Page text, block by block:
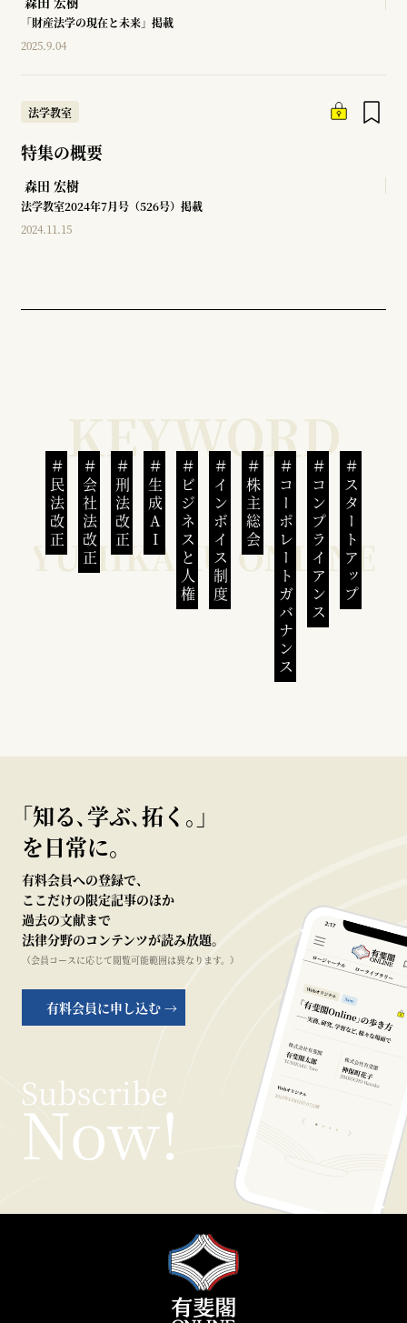
「財産法学の現在と未来」掲載
2025.9.04
法学教室
特集の概要
森田 宏樹
法学教室2024年7月号（526号）掲載
2024.11.15
民法改正 会社法改正 刑法改正 生成AI ビジネスと人権インボイス制度 株主総会 コーポレートガバナンスコンプライアンススタートアップ
｢知る､学ぶ､拓く｡｣
を日常に。
有料会員への登録で、
ここだけの限定記事のほか
過去の文献まで
法律分野のコンテンツが読み放題。
（会員コースに応じて閲覧可能範囲は異なります。）
有料会員に申し込む →